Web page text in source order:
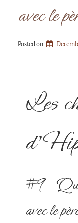
avec le
Posted on
Les
#9 –
avec le